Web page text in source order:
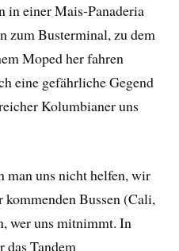
in einer Mais-Panaderia
zum Busterminal, zu dem
Moped her fahren
eine gefährliche Gegend
Kolumbianer uns
man uns nicht helfen, wir
kommenden Bussen (Cali,
wer uns mitnimmt. In
das Tandem